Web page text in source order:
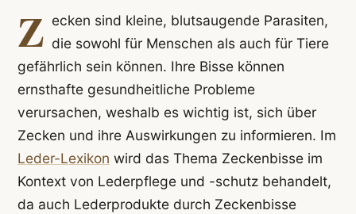
Z ecken sind kleine, blutsaugende Parasiten,
die sowohl für Menschen als auch für Tiere
gefährlich sein können. Ihre Bisse können
ernsthafte gesundheitliche Probleme
verursachen, weshalb es wichtig ist, sich über
Zecken und ihre Auswirkungen zu informieren. Im
Leder-Lexikon wird das Thema Zeckenbisse im
Kontext von Lederpflege und -schutz behandelt,
da auch Lederprodukte durch Zeckenbisse